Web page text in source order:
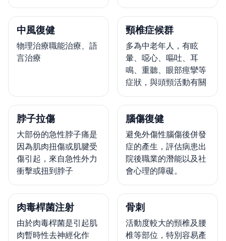
中風復健
物理治療職能治療、語
言治療
頸椎症候群
多為中老年人，有眩
暈、噁心、嘔吐、耳
鳴、重聽、眼部痙攣等
症狀，與頭頸活動有關
脖子拉傷
大部份的急性脖子痛是
因為肌肉扭傷或肌腱受
傷引起，來自急性外力
衝擊或扭到脖子
腦傷復健
避免外傷性腦傷後併發
症的產生，評估病患出
院後職業的潛能以及社
會心理的障礙。
肉毒桿菌注射
由於肉毒桿菌是引起肌
肉暫時性去神經化作
骨刺
活動度較大的頸椎及腰
椎等部位，特別容易產